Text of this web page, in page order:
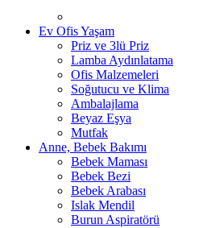
Ev Ofis Yaşam
Priz ve 3lü Priz
Lamba Aydınlatama
Ofis Malzemeleri
Soğutucu ve Klima
Ambalajlama
Beyaz Eşya
Mutfak
Anne, Bebek Bakımı
Bebek Maması
Bebek Bezi
Bebek Arabası
Islak Mendil
Burun Aspiratörü